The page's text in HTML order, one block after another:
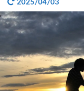
2025/04/03